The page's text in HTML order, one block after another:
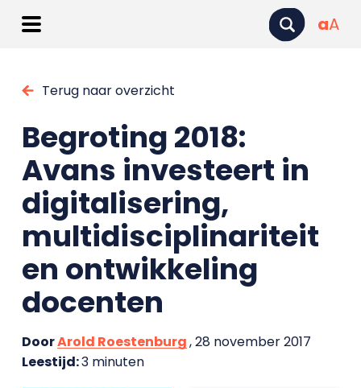
aA
Terug naar overzicht
Begroting 2018:
Avans investeert in
digitalisering,
multidisciplinariteit
en ontwikkeling
docenten
DoorArold Roestenburg, 28 november 2017
Leestijd:3 minuten